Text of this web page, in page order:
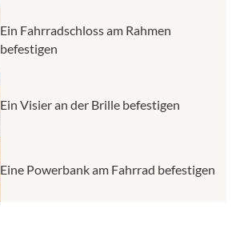
Ein Fahrradschloss am Rahmen
befestigen
Ein Visier an der Brille befestigen
Eine Powerbank am Fahrrad befestigen